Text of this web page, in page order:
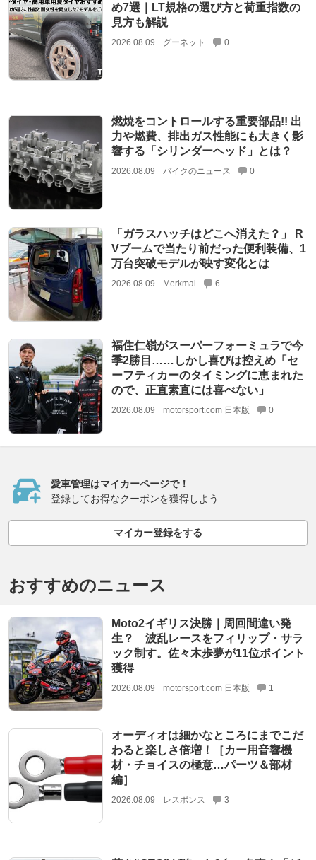
め7選｜LT規格の選び方と荷重指数の
見方も解説
2026.08.09 グーネット 0
燃焼をコントロールする重要部品!! 出
力や燃費、排出ガス性能にも大きく影
響する「シリンダーヘッド」とは？
2026.08.09 バイクのニュース 0
「ガラスハッチはどこへ消えた？」 R
Vブームで当たり前だった便利装備、1
万台突破モデルが映す変化とは
2026.08.09 Merkmal 6
福住仁嶺がスーパーフォーミュラで今
季2勝目……しかし喜びは控えめ「セ
ーフティカーのタイミングに恵まれた
ので、正直素直には喜べない」
2026.08.09 motorsport.com 日本版 0
愛車管理はマイカーページで！
登録してお得なクーポンを獲得しよう
マイカー登録をする
おすすめのニュース
Moto2イギリス決勝｜周回間違い発
生？ 波乱レースをフィリップ・サラ
ック制す。佐々木歩夢が11位ポイント
獲得
2026.08.09 motorsport.com 日本版 1
オーディオは細かなところにまでこだ
わると楽しさ倍増！［カー用音響機
材・チョイスの極意…パーツ＆部材
編］
2026.08.09 レスポンス 3